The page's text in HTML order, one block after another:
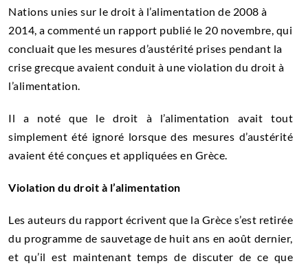
Nations unies sur le droit à l’alimentation de 2008 à
2014, a commenté un rapport publié le 20 novembre, qui
concluait que les mesures d’austérité prises pendant la
crise grecque avaient conduit à une violation du droit à
l’alimentation.
Il a noté que le droit à l’alimentation avait tout
simplement été ignoré lorsque des mesures d’austérité
avaient été conçues et appliquées en Grèce.
Violation du droit à l’alimentation
Les auteurs du rapport écrivent que la Grèce s’est retirée
du programme de sauvetage de huit ans en août dernier,
et qu’il est maintenant temps de discuter de ce que